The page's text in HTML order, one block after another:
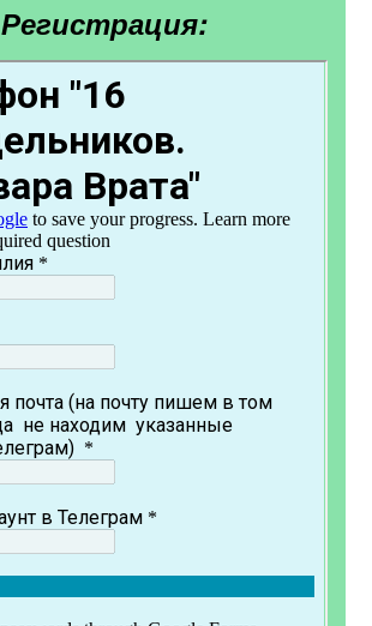
Регистрация: